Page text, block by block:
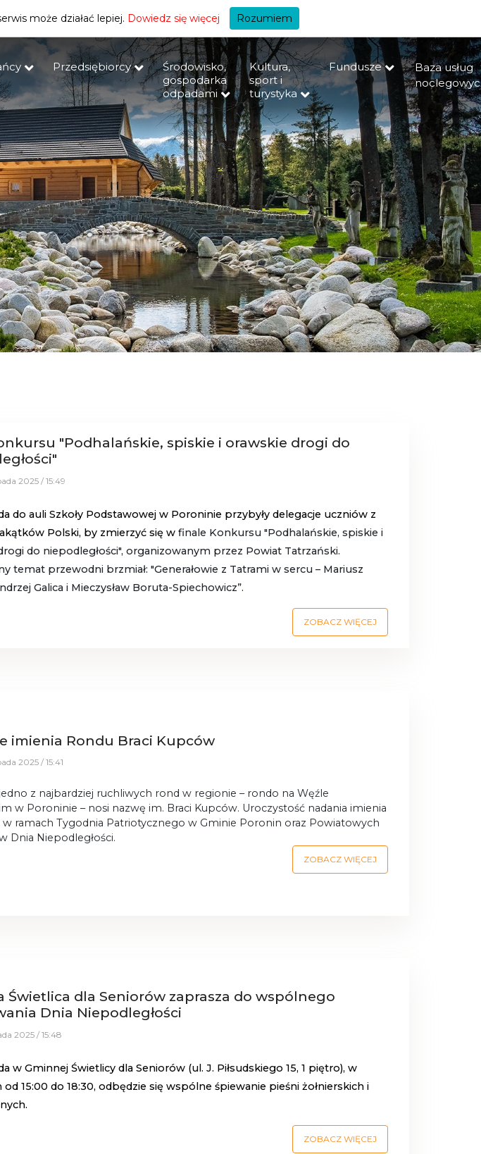
+A
Przedsiębiorcy
Środowisko,
gospodarka
odpadami
Kultura,
sport i
turystyka
Fundusze
Baza usług
"Podhalańskie, spiskie i orawskie drogi do
2025 / 15:49
do auli Szkoły Podstawowej w Poroninie przybyły delegacje uczniów z
Polski, by zmierzyć się w finale Konkursu "Podhalańskie, spiskie i
do niepodległości", organizowanym przez Powiat Tatrzański.
temat przewodni brzmiał: "Generałowie z Tatrami w sercu – Mariusz
Galica i Mieczysław Boruta-Spiechowicz”.
ZOBACZ WIĘCEJ
imienia Rondu Braci Kupców
2025 / 15:41
z najbardziej ruchliwych rond w regionie – rondo na Węźle
w Poroninie – nosi nazwę im. Braci Kupców. Uroczystość nadania imienia
w ramach Tygodnia Patriotycznego w Gminie Poronin oraz Powiatowych
Dnia Niepodległości.
ZOBACZ WIĘCEJ
Świetlica dla Seniorów zaprasza do wspólnego
Dnia Niepodległości
2025 / 15:48
w Gminnej Świetlicy dla Seniorów (ul. J. Piłsudskiego 15, 1 piętro), w
od 15:00 do 18:30, odbędzie się wspólne śpiewanie pieśni żołnierskich i
ZOBACZ WIĘCEJ
może działać lepiej. Dowiedz się więcej Rozumiem